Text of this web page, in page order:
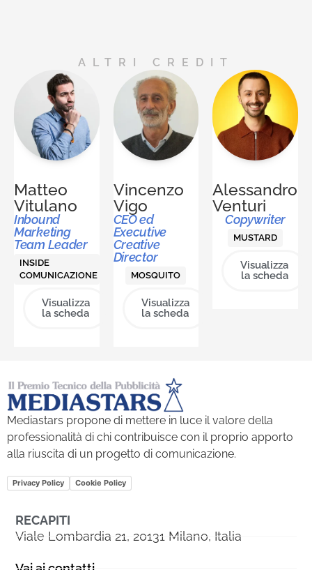
ALTRI CREDIT
Matteo
Vitulano
Inbound
Marketing
Team Leader
INSIDE
COMUNICAZIONE
Visualizza
la scheda
Vincenzo
Vigo
CEO ed
Executive
Creative
Director
MOSQUITO
Visualizza
la scheda
Alessandro
Venturi
Copywriter
MUSTARD
Visualizza
la scheda
Mediastars propone di mettere in luce il valore della
professionalità di chi contribuisce con il proprio apporto
alla riuscita di un progetto di comunicazione.
Privacy Policy Cookie Policy
RECAPITI
Viale Lombardia 21, 20131 Milano, Italia